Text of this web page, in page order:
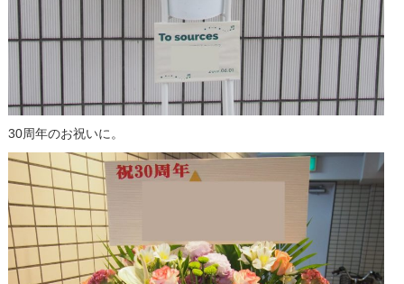
30周年のお祝いに。